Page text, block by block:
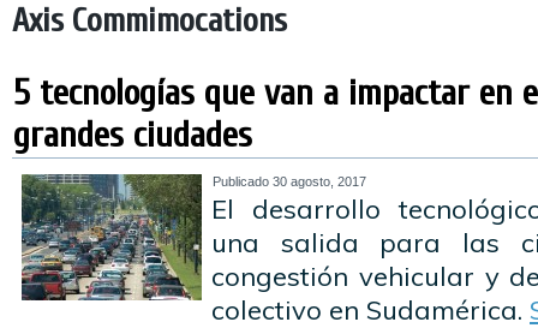
Axis Commimocations
5 tecnologías que van a impactar en
grandes ciudades
Publicado 30 agosto, 2017
El desarrollo
una salida para las
congestión vehicular y
colectivo en Sudamérica.